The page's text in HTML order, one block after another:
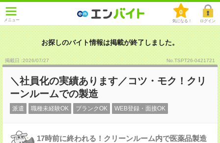
メニュー
0
気になる！ ログイン
お探しのバイト情報は掲載が終了しました。
掲載日 :2026/07/27 No.TSPT26-0421721
＼社員化の実績あります／コツ・モク！クリ
ーンルームでの製造
派遣 職種未経験OK ブランクOK WEB登録・面接OK
17時前に終われる！クリーンルーム内で医薬品製造